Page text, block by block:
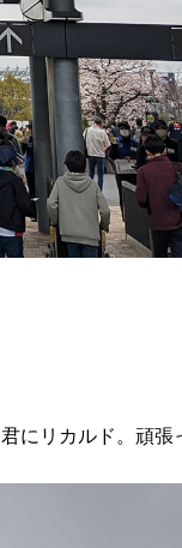
にリカルド。頑張